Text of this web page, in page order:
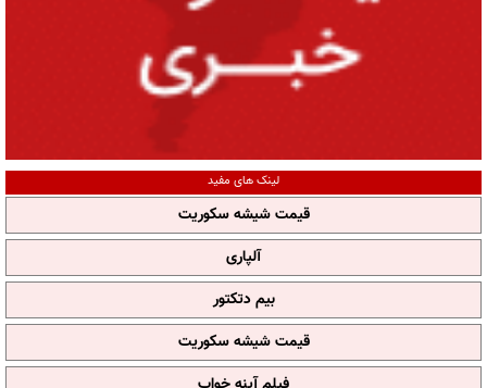
لینک های مفید
قیمت شیشه سکوریت
آلپاری
بیم دتکتور
قیمت شیشه سکوریت